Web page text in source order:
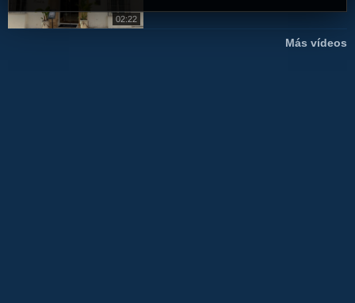
02:22
Más vídeos